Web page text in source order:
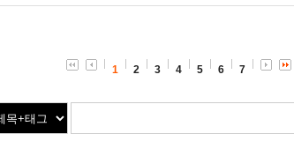
1 2 3 4 5 6 7